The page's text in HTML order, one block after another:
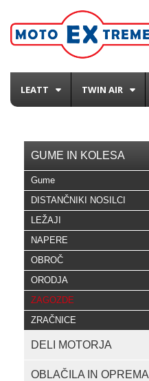
LEATT TWIN AIR
GUME IN KOLESA
Gume
DISTANČNIKI NOSILCI
LEŽAJI
NAPERE
OBROČ
ORODJA
ZAGOZDE
ZRAČNICE
DELI MOTORJA
OBLAČILA IN OPREMA